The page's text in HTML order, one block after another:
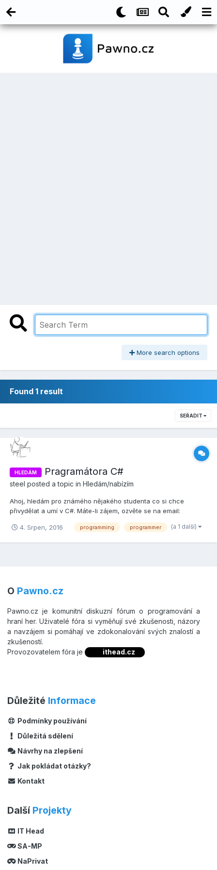
More search options
Found 1 result
SEŘADIT
HLEDÁM Pragramátora C#
steel posted a topic in Hledám/nabízím
Ahoj, hledám pro známého nějakého studenta co si chce
přivydělat a umí v C#. Máte-li zájem, ozvěte se na email:
pozornost.
4. Srpen, 2016 programming programmer (a 1 další)
O Pawno.cz
Pawno.cz je komunitní diskuzní fórum o programování a
hraní her. Uživatelé fóra si vyměňují své zkušenosti, názory
a navzájem si pomáhají ve zdokonalování svých znalostí a
zkušeností.
Provozovatelem fóra je
ithead.cz
Důležité Informace
Podmínky používání
Důležitá sdělení
Návrhy na zlepšení
Jak pokládat otázky?
Kontakt
Další Projekty
IT Head
SA-MP
NaPrivat